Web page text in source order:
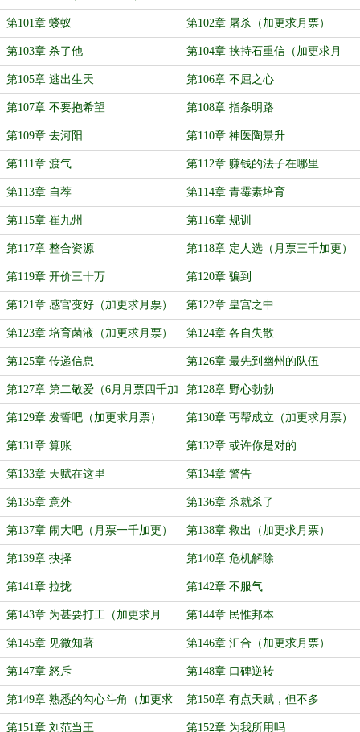
第101章 蝼蚁 第102章 屠杀（加更求月票）
第103章 杀了他 第104章 挟持石重信（加更求月
票）
第105章 逃出生天 第106章 不屈之心
第107章 不要抱希望 第108章 指条明路
第109章 去河阳 第110章 神医陶景升
第111章 渡气 第112章 赚钱的法子在哪里
第113章 自荐 第114章 青霉素培育
第115章 崔九州 第116章 规训
第117章 整合资源 第118章 定人选（月票三千加更）
第119章 开价三十万 第120章 骗到
第121章 感官变好（加更求月票） 第122章 皇宫之中
第123章 培育菌液（加更求月票） 第124章 各自失散
第125章 传递信息 第126章 最先到幽州的队伍
第127章 第二敬爱（6月月票四千加
更）
第128章 野心勃勃
第129章 发誓吧（加更求月票） 第130章 丐帮成立（加更求月票）
第131章 算账 第132章 或许你是对的
第133章 天赋在这里 第134章 警告
第135章 意外 第136章 杀就杀了
第137章 闹大吧（月票一千加更） 第138章 救出（加更求月票）
第139章 抉择 第140章 危机解除
第141章 拉拢 第142章 不服气
第143章 为甚要打工（加更求月
票）
第144章 民惟邦本
第145章 见微知著 第146章 汇合（加更求月票）
第147章 怒斥 第148章 口碑逆转
第149章 熟悉的勾心斗角（加更求
月票）
第150章 有点天赋，但不多
第151章 刘范当王 第152章 为我所用吗